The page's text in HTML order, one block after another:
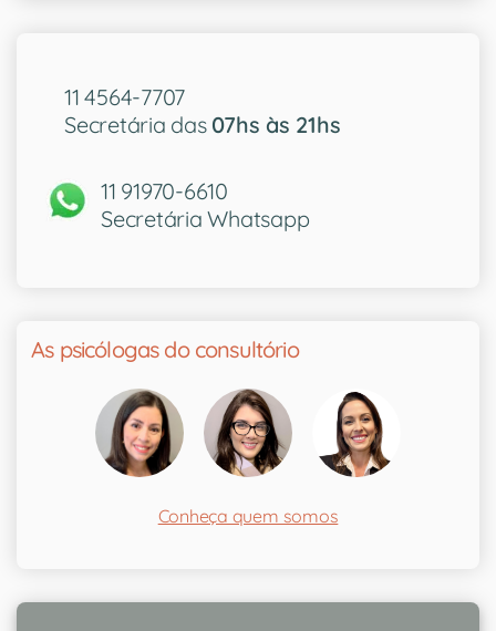
11 4564-7707
Secretária das 07hs às 21hs
11 91970-6610
Secretária Whatsapp
As psicólogas do consultório
Conheça quem somos